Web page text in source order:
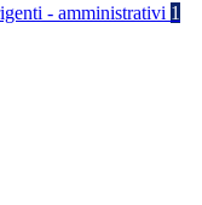
- amministrativi 1